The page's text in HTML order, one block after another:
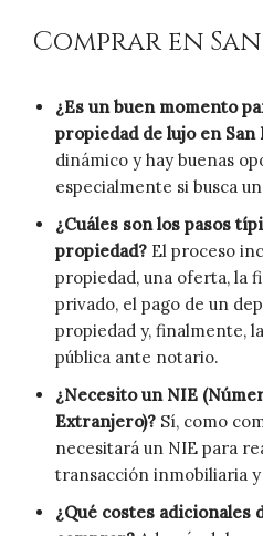
Comprar en
¿Es un buen momento
propiedad de lujo en San
dinámico y hay buenas
especialmente si busca
¿Cuáles son los pasos
propiedad? El proceso
propiedad, una oferta, la
privado, el pago de un
propiedad y, finalmente,
pública ante notario.
¿Necesito un NIE
Extranjero)? Sí, como
necesitará un NIE para
transacción inmobiliaria y
¿Qué costes adicionales